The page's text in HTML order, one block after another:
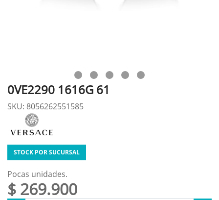
0VE2290 1616G 61
SKU: 8056262551585
STOCK POR SUCURSAL
Pocas unidades.
$ 269.900